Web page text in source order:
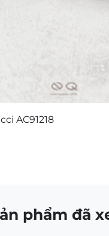
AC91218
phẩm đã